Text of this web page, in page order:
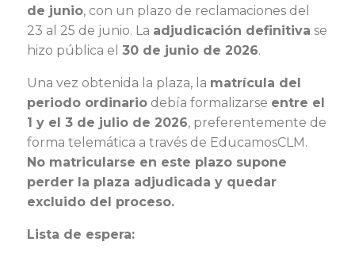
de junio, con un plazo de reclamaciones del
23 al 25 de junio. La adjudicación definitiva se
hizo pública el 30 de junio de 2026.
Una vez obtenida la plaza, la matrícula del
periodo ordinario debía formalizarse entre el
1 y el 3 de julio de 2026, preferentemente de
forma telemática a través de EducamosCLM.
No matricularse en este plazo supone
perder la plaza adjudicada y quedar
excluido del proceso.
Lista de espera: